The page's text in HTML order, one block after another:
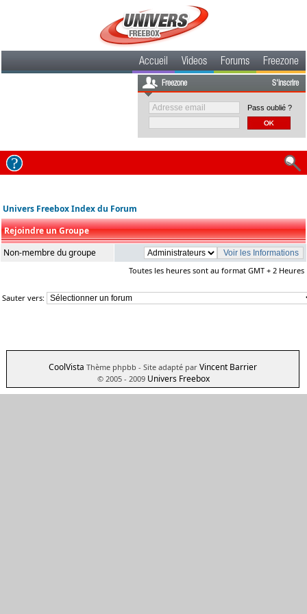
Accueil Videos Forums Freezone
Freezone S'inscrire
Pass oublié ?
Univers Freebox Index du Forum
Rejoindre un Groupe
Non-membre du groupe
Toutes les heures sont au format GMT + 2 Heures
Sauter vers:
CoolVista Thème phpbb - Site adapté par Vincent Barrier
© 2005 - 2009 Univers Freebox